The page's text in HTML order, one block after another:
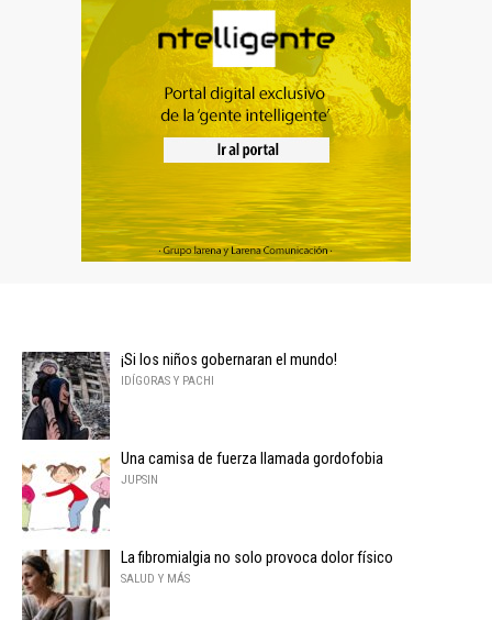
¡Si los niños gobernaran el mundo!
IDÍGORAS Y PACHI
Una camisa de fuerza llamada gordofobia
JUPSIN
La fibromialgia no solo provoca dolor físico
SALUD Y MÁS